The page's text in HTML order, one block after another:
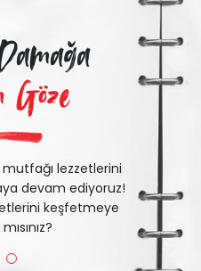
lezzetlerini
devam ediyoruz!
keşfetmeye